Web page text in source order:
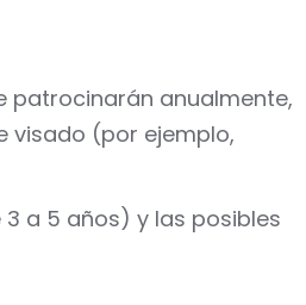
patrocinarán anualmente,
visado (por ejemplo,
a 5 años) y las posibles